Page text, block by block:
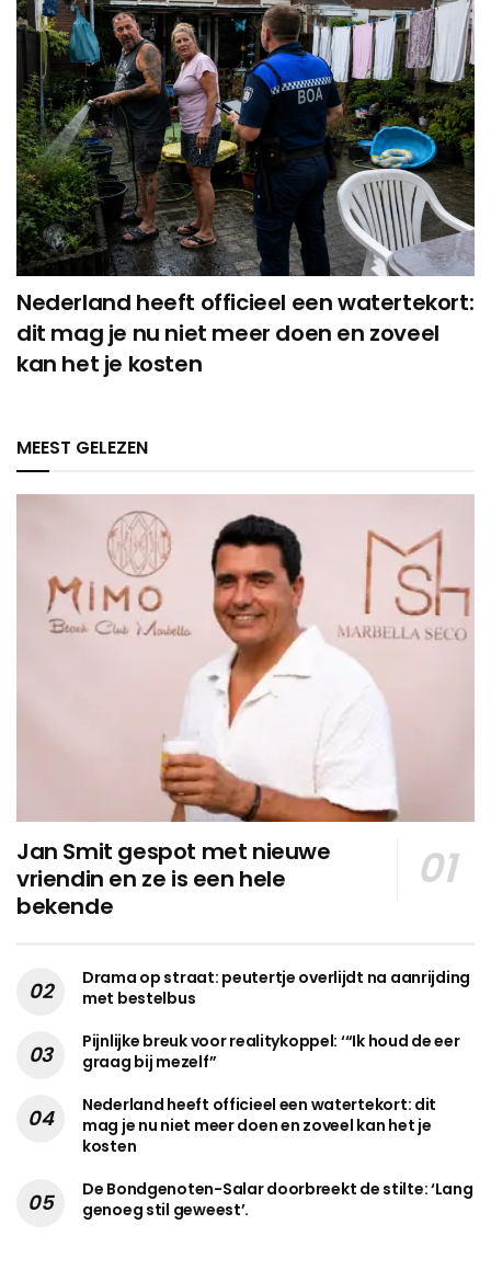
Nederland heeft officieel een watertekort:
dit mag je nu niet meer doen en zoveel
kan het je kosten
MEEST GELEZEN
Jan Smit gespot met nieuwe
vriendin en ze is een hele
bekende
Drama op straat: peutertje overlijdt na aanrijding
met bestelbus
Pijnlijke breuk voor realitykoppel: ‘“Ik houd de eer
graag bij mezelf”
Nederland heeft officieel een watertekort: dit
mag je nu niet meer doen en zoveel kan het je
kosten
De Bondgenoten-Salar doorbreekt de stilte: ‘Lang
genoeg stil geweest’.